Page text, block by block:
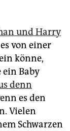
und Harry
von einer
könne,
ein Baby
denn
es den
Vielen
Schwarzen